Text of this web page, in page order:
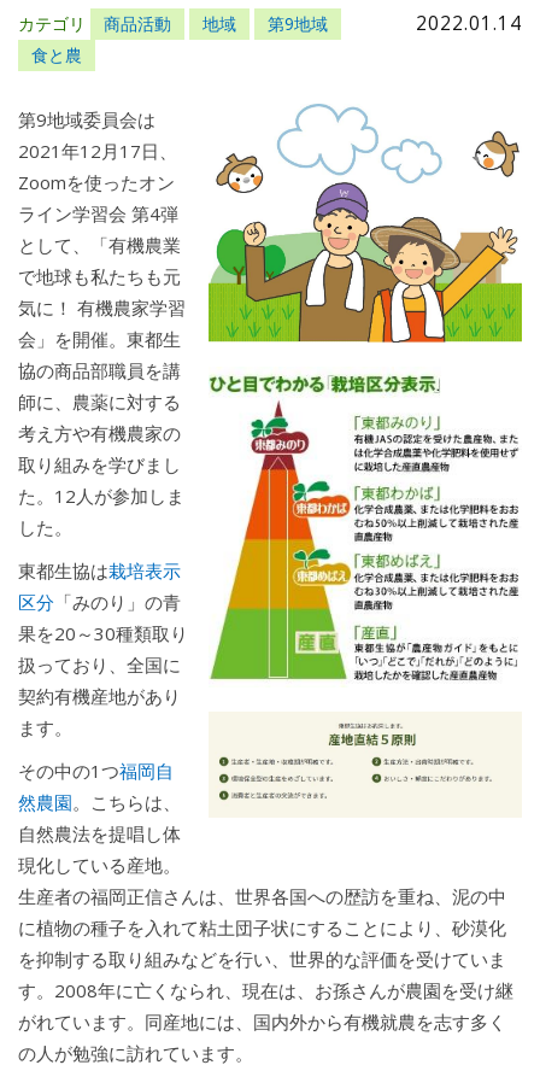
2022.01.14
カテゴリ 商品活動 地域
第9地域
食と農
第9地域委員会は
2021年12月17日、
Zoomを使ったオン
ライン学習会 第4弾
として、「有機農業
で地球も私たちも元
気に！ 有機農家学習
会」を開催。東都生
協の商品部職員を講
師に、農薬に対する
考え方や有機農家の
取り組みを学びまし
た。12人が参加しま
した。
東都生協は栽培表示
区分 「みのり」の青
果を20～30種類取り
扱っており、全国に
契約有機産地があり
ます。
その中の1つ福岡自
然農園。こちらは、
自然農法を提唱し体
現化している産地。
生産者の福岡正信さんは、世界各国への歴訪を重ね、泥の中
に植物の種子を入れて粘土団子状にすることにより、砂漠化
を抑制する取り組みなどを行い、世界的な評価を受けていま
す。2008年に亡くなられ、現在は、お孫さんが農園を受け継
がれています。同産地には、国内外から有機就農を志す多く
の人が勉強に訪れています。